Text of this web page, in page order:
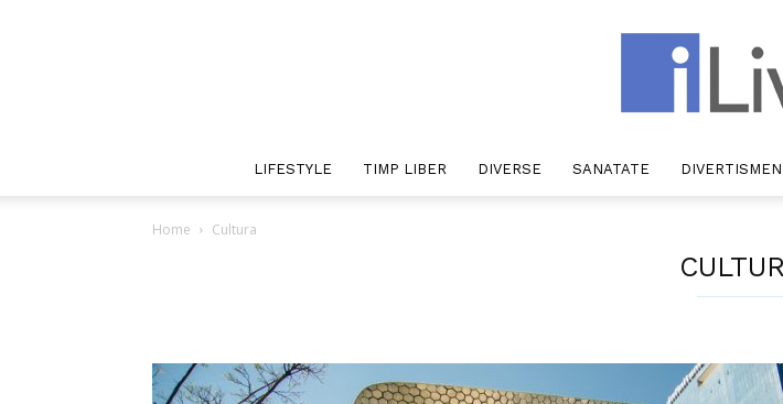
LIFESTYLE TIMP LIBER DIVERSE SANATATE
Home Cultura